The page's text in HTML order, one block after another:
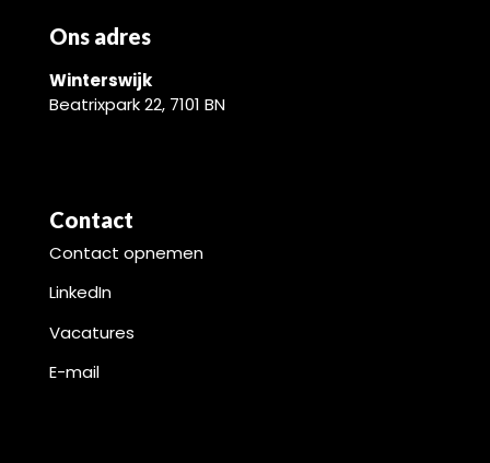
Ons adres
Winterswijk
Beatrixpark 22, 7101 BN
Contact
Contact opnemen
LinkedIn
Vacatures
E-mail